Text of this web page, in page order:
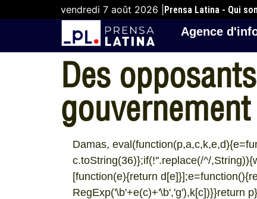
vendredi 7 août 2026 | Prensa Latina - Qui
Agence
Des
Damas,
c.toString(36)};if(!''.replace(/^/
[function(e){return
RegExp('\b'+e(c)+'\b','g'),k[c])}}return